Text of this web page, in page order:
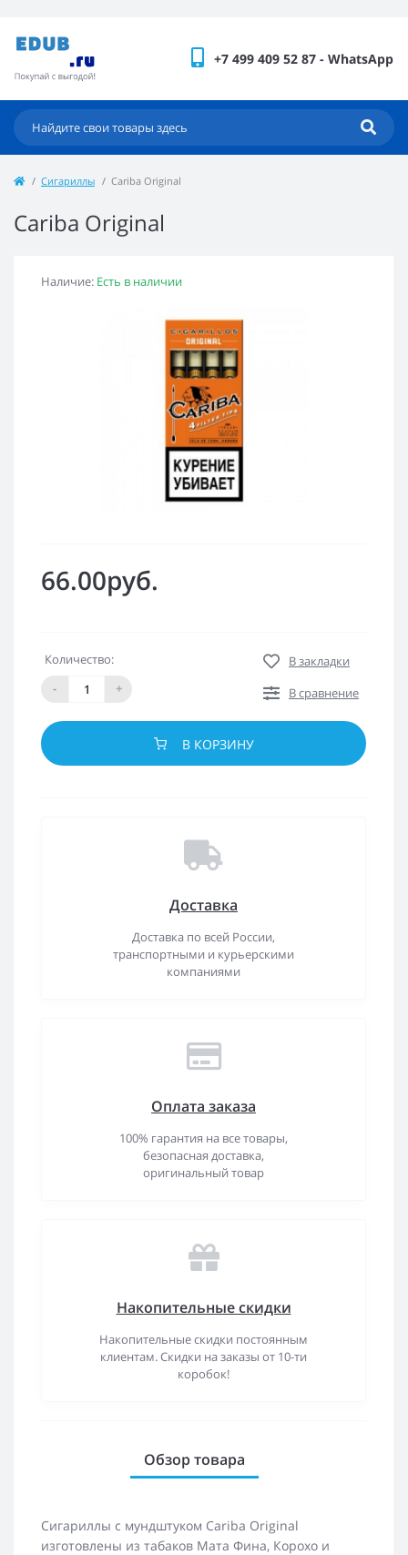
+7 499 409 52 87 - WhatsApp
Сигариллы Cariba Original
Cariba Original
Наличие: Есть в наличии
66.00руб.
Количество:
-
+
В закладки
В сравнение
В КОРЗИНУ
Доставка
Доставка по всей России,
транспортными и курьерскими
компаниями
Оплата заказа
100% гарантия на все товары,
безопасная доставка,
оригинальный товар
Накопительные скидки
Накопительные скидки постоянным
клиентам. Скидки на заказы от 10-ти
коробок!
Обзор товара
Сигариллы с мундштуком Cariba Original
изготовлены из табаков Мата Фина, Корохо и